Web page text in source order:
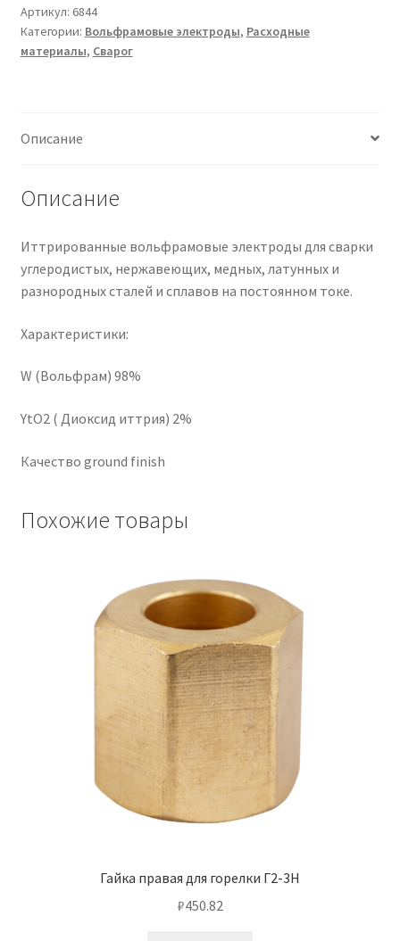
ELKRAFT
WY20
D
Артикул: 6844
Категории: Вольфрамовые электроды, Расходные
материалы, Сварог
Описание
Описание
Иттрированные вольфрамовые электроды для сварки
углеродистых, нержавеющих, медных, латунных и
разнородных сталей и сплавов на постоянном токе.
Характеристики:
W (Вольфрам) 98%
YtO2 ( Диоксид иттрия) 2%
Качество ground finish
Похожие товары
Гайка правая для горелки Г2-3Н
₽450.82